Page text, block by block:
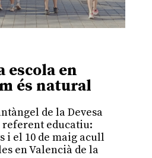
escola en
és natural
de la Devesa
referent educatiu:
i el 10 de maig acull
en Valencià de la